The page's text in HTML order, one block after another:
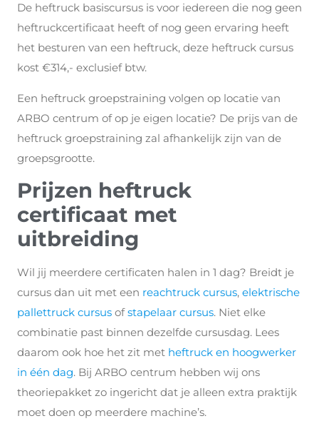
De heftruck basiscursus is voor iedereen die nog geen
heftruckcertificaat heeft of nog geen ervaring heeft
het besturen van een heftruck, deze heftruck cursus
kost €314,- exclusief btw.
Een heftruck groepstraining volgen op locatie van
ARBO centrum of op je eigen locatie? De prijs van de
heftruck groepstraining zal afhankelijk zijn van de
groepsgrootte.
Prijzen heftruck
certificaat met
uitbreiding
Wil jij meerdere certificaten halen in 1 dag? Breidt je
cursus dan uit met een reachtruck cursus, elektrische
pallettruck cursus ofstapelaar cursus. Niet elke
combinatie past binnen dezelfde cursusdag. Lees
daarom ook hoe het zit met heftruck en hoogwerker
in één dag. Bij ARBO centrum hebben wij ons
theoriepakket zo ingericht dat je alleen extra praktijk
moet doen op meerdere machine’s.